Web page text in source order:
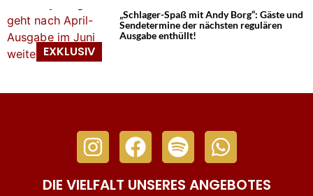
„Schlager-Spaß mit Andy Borg“: Gäste und
Sendetermine der nächsten regulären
Ausgabe enthüllt!
DIE VIELFALT UNSERES ANGEBOTES